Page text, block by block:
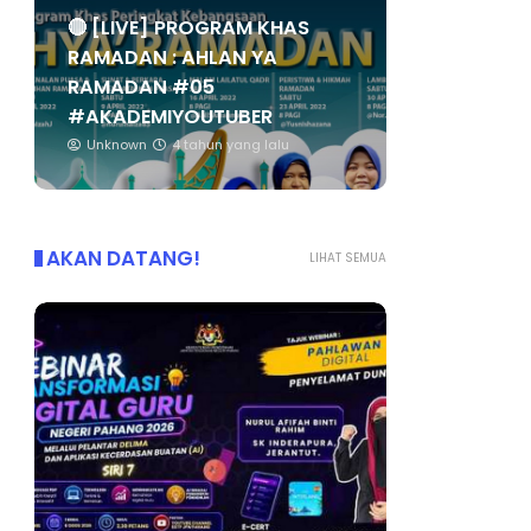
🔴 [LIVE] PROGRAM KHAS
RAMADAN : AHLAN YA
RAMADAN #05
#AKADEMIYOUTUBER
Unknown 4 tahun yang lalu